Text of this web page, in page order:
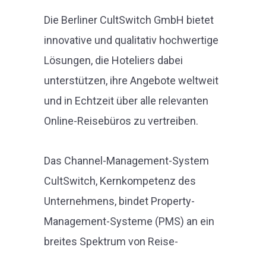
Die Berliner CultSwitch GmbH bietet
innovative und qualitativ hochwertige
Lösungen, die Hoteliers dabei
unterstützen, ihre Angebote weltweit
und in Echtzeit über alle relevanten
Online-Reisebüros zu vertreiben.
Das Channel-Management-System
CultSwitch, Kernkompetenz des
Unternehmens, bindet Property-
Management-Systeme (PMS) an ein
breites Spektrum von Reise-